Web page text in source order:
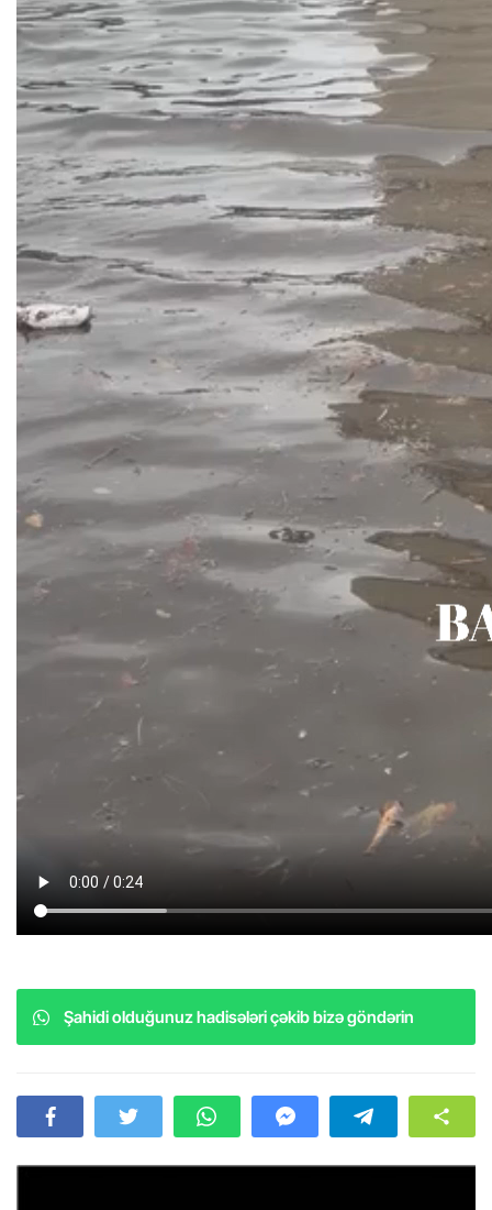
Şahidi olduğunuz hadisələri çəkib bizə göndərin